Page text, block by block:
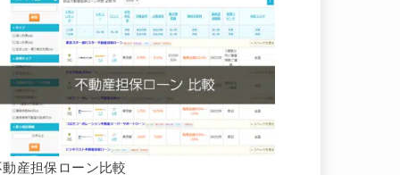
動産担保ローン比較